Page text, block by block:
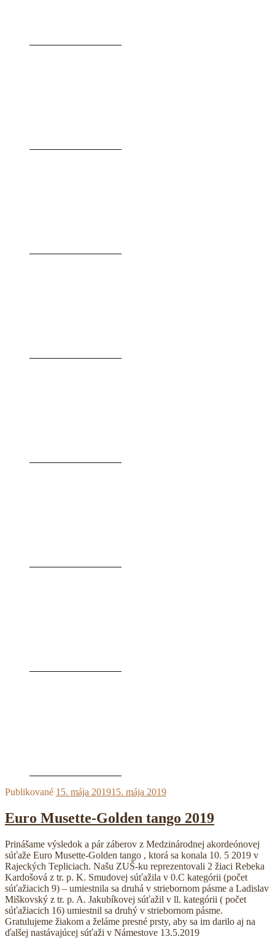
Publikované 15. mája 201915. mája 2019
Euro Musette-Golden tango 2019
Prinášame výsledok a pár záberov z Medzinárodnej akordeónovej
súťaže Euro Musette-Golden tango , ktorá sa konala 10. 5 2019 v
Rajeckých Tepliciach. Našu ZUŠ-ku reprezentovali 2 žiaci Rebeka
Kardošová z tr. p. K. Smudovej súťažila v 0.C kategórii (počet
súťažiacich 9) – umiestnila sa druhá v striebornom pásme a Ladislav
Miškovský z tr. p. A. Jakubíkovej súťažil v ll. kategórii ( počet
súťažiacich 16) umiestnil sa druhý v striebornom pásme.
Gratulujeme žiakom a želáme presné prsty, aby sa im darilo aj na
ďalšej nastávajúcej súťaži v Námestove 13.5.2019